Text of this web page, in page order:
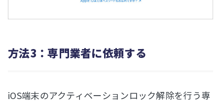
方法3：専門業者に依頼する
iOS端末のアクティベーションロック解除を行う専